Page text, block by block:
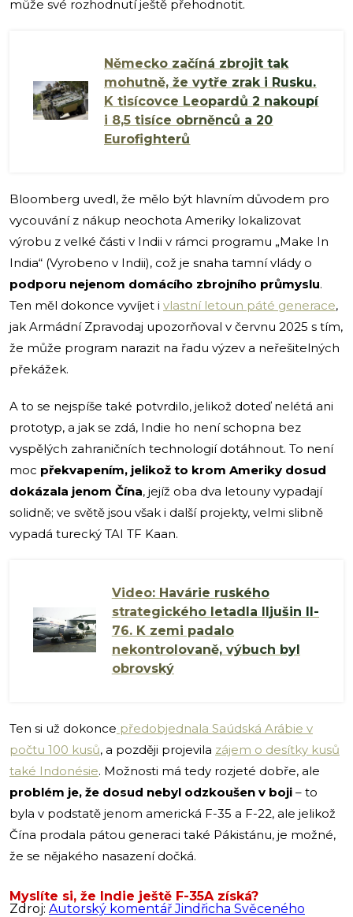
může své rozhodnutí ještě přehodnotit.
Německo začíná zbrojit tak
mohutně, že vytře zrak i Rusku.
K tisícovce Leopardů 2 nakoupí
i 8,5 tisíce obrněnců a 20
Eurofighterů
Bloomberg uvedl, že mělo být hlavním důvodem pro
vycouvání z nákup neochota Ameriky lokalizovat
výrobu z velké části v Indii v rámci programu „Make In
India“ (Vyrobeno v Indii), což je snaha tamní vlády o
podporu nejenom domácího zbrojního průmyslu.
Ten měl dokonce vyvíjet i vlastní letoun páté generace,
jak Armádní Zpravodaj upozorňoval v červnu 2025 s tím,
že může program narazit na řadu výzev a neřešitelných
překážek.
A to se nejspíše také potvrdilo, jelikož doteď nelétá ani
prototyp, a jak se zdá, Indie ho není schopna bez
vyspělých zahraničních technologií dotáhnout. To není
moc překvapením, jelikož to krom Ameriky dosud
dokázala jenom Čína, jejíž oba dva letouny vypadají
solidně; ve světě jsou však i další projekty, velmi slibně
vypadá turecký TAI TF Kaan.
Video: Havárie ruského
strategického letadla Iljušin Il-
76. K zemi padalo
nekontrolovaně, výbuch byl
obrovský
Ten si už dokonce předobjednala Saúdská Arábie v
počtu 100 kusů, a později projevila zájem o desítky kusů
také Indonésie. Možnosti má tedy rozjeté dobře, ale
problém je, že dosud nebyl odzkoušen v boji – to
byla v podstatě jenom americká F-35 a F-22, ale jelikož
Čína prodala pátou generaci také Pákistánu, je možné,
že se nějakého nasazení dočká.
Myslíte si, že Indie ještě F-35A získá?
Zdroj: Autorský komentář Jindřicha Svěceného